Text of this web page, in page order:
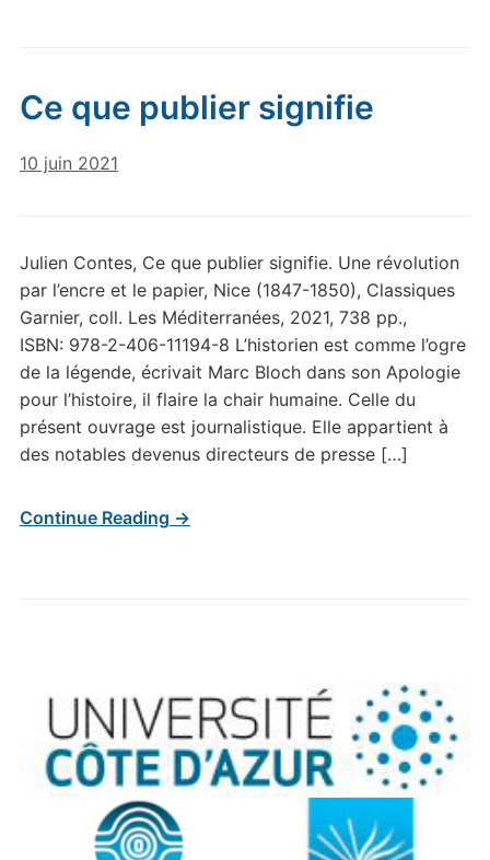
Ce que publier signifie
10 juin 2021
Julien Contes, Ce que publier signifie. Une révolution
par l’encre et le papier, Nice (1847-1850), Classiques
Garnier, coll. Les Méditerranées, 2021, 738 pp.,
ISBN: 978-2-406-11194-8 L’historien est comme l’ogre
de la légende, écrivait Marc Bloch dans son Apologie
pour l’histoire, il flaire la chair humaine. Celle du
présent ouvrage est journalistique. Elle appartient à
des notables devenus directeurs de presse […]
Continue Reading →